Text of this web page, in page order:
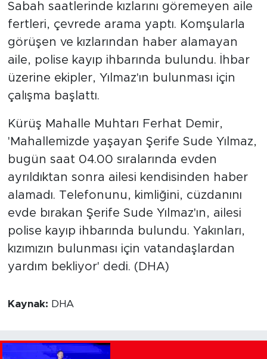
Sabah saatlerinde kızlarını göremeyen aile
fertleri, çevrede arama yaptı. Komşularla
görüşen ve kızlarından haber alamayan
aile, polise kayıp ihbarında bulundu. İhbar
üzerine ekipler, Yılmaz'ın bulunması için
çalışma başlattı.
Kürüş Mahalle Muhtarı Ferhat Demir,
'Mahallemizde yaşayan Şerife Sude Yılmaz,
bugün saat 04.00 sıralarında evden
ayrıldıktan sonra ailesi kendisinden haber
alamadı. Telefonunu, kimliğini, cüzdanını
evde bırakan Şerife Sude Yılmaz'ın, ailesi
polise kayıp ihbarında bulundu. Yakınları,
kızımızın bulunması için vatandaşlardan
yardım bekliyor' dedi. (DHA)
Kaynak: DHA